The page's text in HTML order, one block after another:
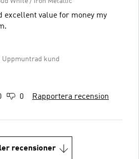
excellent value for money my
Uppmuntrad kund
0 Rapportera recension
recensioner